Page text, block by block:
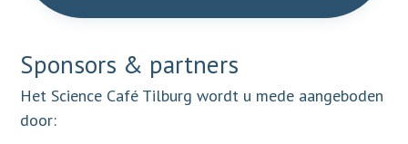
Sponsors & partners
Het Science Café Tilburg wordt u mede aangeboden
door: